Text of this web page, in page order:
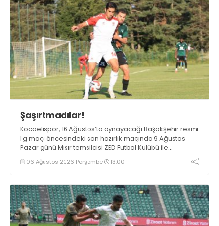
Şaşırtmadılar!
Kocaelispor, 16 Ağustos’ta oynayacağı Başakşehir resmi
lig maçı öncesindeki son hazırlık maçında 9 Ağustos
Pazar günü Mısır temsilcisi ZED Futbol Kulübü ile
karşılaşacak.
06 Ağustos 2026 Perşembe 13:00